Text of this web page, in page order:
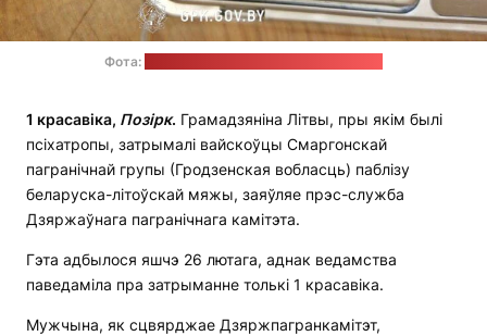
Фота:
1 красавіка, Позірк. Грамадзяніна Літвы, пры якім былі
псіхатропы, затрымалі вайскоўцы Смаргонскай
пагранічнай групы (Гродзенская вобласць) паблізу
беларуска-літоўскай мяжы, заяўляе прэс-служба
Дзяржаўнага пагранічнага камітэта.
Гэта адбылося яшчэ 26 лютага, аднак ведамства
паведаміла пра затрыманне толькі 1 красавіка.
Мужчына, як сцвярджае Дзяржпагранкамітэт,